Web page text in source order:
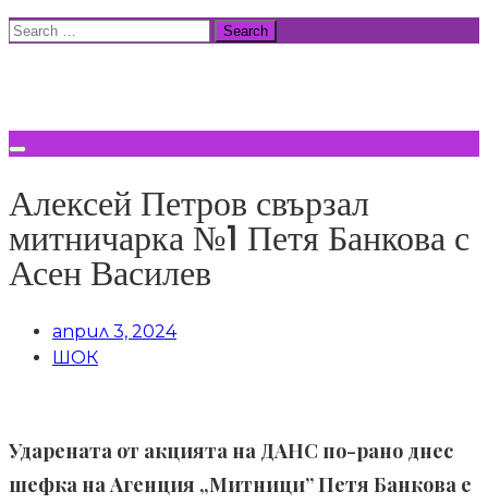
Skip
Search
Алексей Петров свързал
митничарка №1 Петя Банкова с
Асен Василев
април 3, 2024
ШОК
Ударената от акцията на ДАНС по-рано днес
шефка на Агенция „Митници” Петя Банкова е